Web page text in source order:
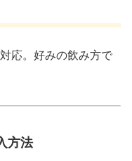
応。好みの飲み方で
方法